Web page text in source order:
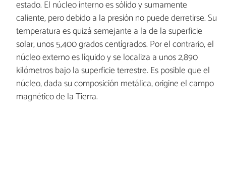
estado. El núcleo interno es sólido y sumamente
caliente, pero debido a la presión no puede derretirse. Su
temperatura es quizá semejante a la de la superficie
solar, unos 5,400 grados centígrados. Por el contrario, el
núcleo externo es líquido y se localiza a unos 2,890
kilómetros bajo la superficie terrestre. Es posible que el
núcleo, dada su composición metálica, origine el campo
magnético de la Tierra.